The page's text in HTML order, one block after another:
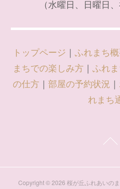
（水曜日、日曜日
トップページ ふれまち
まちでの楽しみ方
ふれ
の仕方
部屋の予約状況
れまち
Copyright ©2026 桜が丘ふれあいの